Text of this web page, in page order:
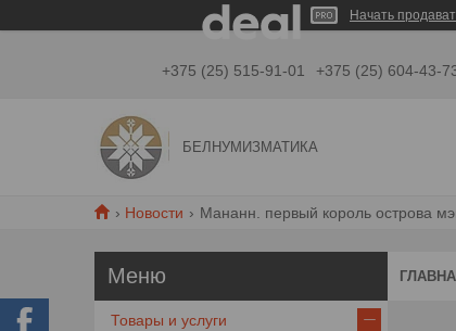
Начать
+375 (25) 515-91-01 +375 (25) 604-43-
БЕЛНУМИЗМАТИКА
Новости Мананн. первый король острова
Товары и услуги